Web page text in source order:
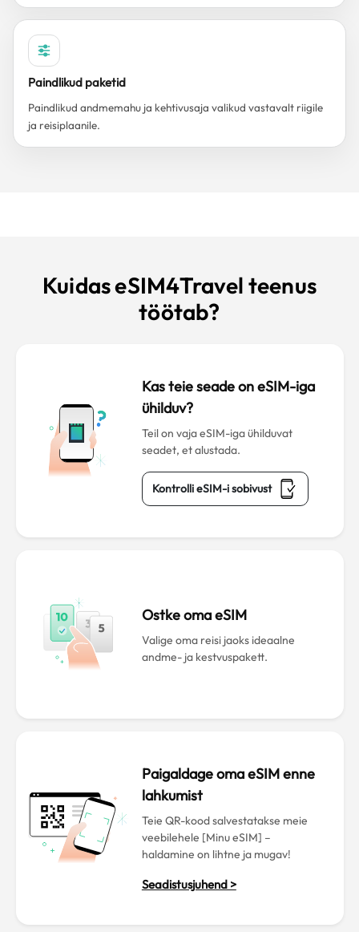
Paindlikud paketid
Paindlikud andmemahu ja kehtivusaja valikud vastavalt riigile
ja reisiplaanile.
Kuidas eSIM4Travel teenus
töötab?
Kas teie seade on eSIM-iga
ühilduv?
Teil on vaja eSIM-iga ühilduvat
seadet, et alustada.
Kontrolli eSIM-i sobivust
Ostke oma eSIM
Valige oma reisi jaoks ideaalne
andme- ja kestvuspakett.
Paigaldage oma eSIM enne
lahkumist
Teie QR-kood salvestatakse meie
veebilehele [Minu eSIM] –
haldamine on lihtne ja mugav!
Seadistusjuhend >